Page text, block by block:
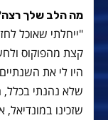
מה הלב שלך
"ייחלתי שאוכל
קצת מהפוקוס
היו לי את
שלא נהנתי בכלל,
שזכינו